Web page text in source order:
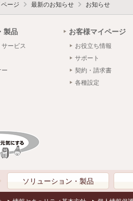
ージ 最新のお知らせ お知らせ
製品
ービス
ー
お客様マイページ
お役立ち情報
サポート
契約・請求書
各種設定
ソリューション・製品